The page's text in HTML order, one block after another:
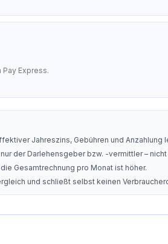
Pay Express.
Jahreszins, Gebühren und Anzahlung
der Darlehensgeber bzw. -vermittler –
Gesamtrechnung pro Monat ist höher.
und schließt selbst keinen